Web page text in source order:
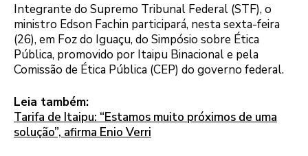
Integrante do Supremo Tribunal Federal (STF), o
ministro Edson Fachin participará, nesta sexta-feira
(26), em Foz do Iguaçu, do Simpósio sobre Ética
Pública, promovido por Itaipu Binacional e pela
Comissão de Ética Pública (CEP) do governo federal.
Leia também:
Tarifa de Itaipu: “Estamos muito próximos de uma
solução”, afirma Enio Verri